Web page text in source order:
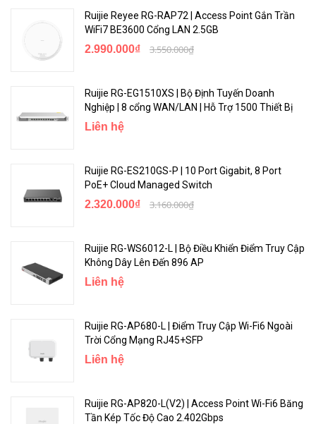
Bộ thu phát sóng RUIJIE RG-EST350 V2 tiện lợi không có cấu hình
ghép nối tự động Plug and Play. Dễ dàng thiết lập và cài đặt cũng
Bộ phát Wifi ngoài trời RUIJIE RG-EST350 V2 dễ dàng lắp đặt
Bộ RUIJIE RG-EST350 V2 lắp đặt vòng cố định có thể gắn tường
hoặc cố định xung quanh cột rất linh hoạt.
Ruijie Reyee RG-RAP72 | Access Point Gắn Trần
WiFi7 BE3600 Cổng LAN 2.5GB
2.990.000₫ 3.550.000₫
Ruijie RG-EG1510XS | Bộ Định Tuyến Doanh
Nghiệp | 8 cổng WAN/LAN | Hỗ Trợ 1500 Thiết Bị
Liên hệ
Ruijie RG-ES210GS-P | 10 Port Gigabit, 8 Port
PoE+ Cloud Managed Switch
2.320.000₫ 3.160.000₫
Ruijie RG-WS6012-L | Bộ Điều Khiển Điểm Truy Cập
Không Dây Lên Đến 896 AP
Liên hệ
Ruijie RG-AP680-L | Điểm Truy Cập Wi-Fi6 Ngoài
Trời Cổng Mạng RJ45+SFP
Liên hệ
Ruijie RG-AP820-L(V2) | Access Point Wi-Fi6 Băng
Tần Kép Tốc Độ Cao 2.402Gbps